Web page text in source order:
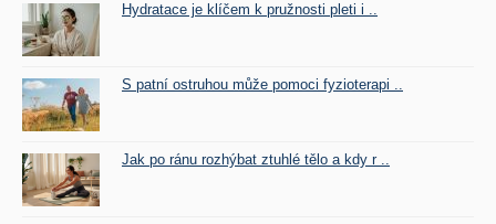
Hydratace je klíčem k pružnosti pleti i ..
S patní ostruhou může pomoci fyzioterapi ..
Jak po ránu rozhýbat ztuhlé tělo a kdy r ..